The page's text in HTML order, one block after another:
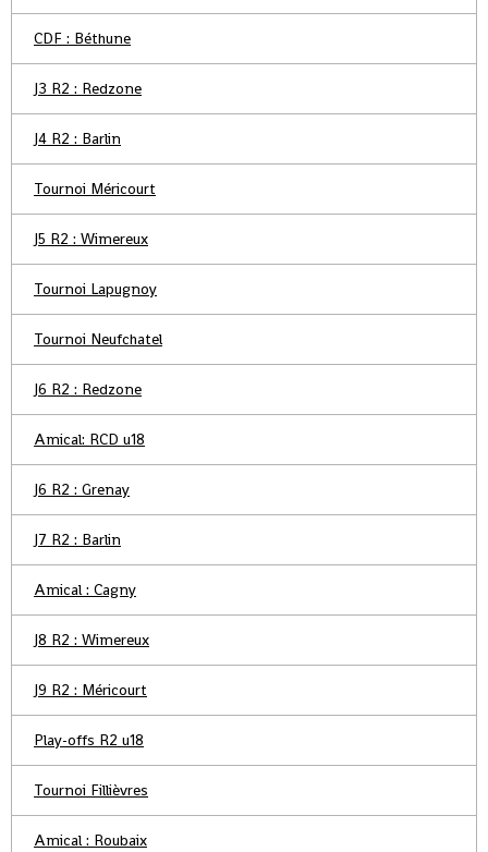
CDF : Béthune
J3 R2 : Redzone
J4 R2 : Barlin
Tournoi Méricourt
J5 R2 : Wimereux
Tournoi Lapugnoy
Tournoi Neufchatel
J6 R2 : Redzone
Amical: RCD u18
J6 R2 : Grenay
J7 R2 : Barlin
Amical : Cagny
J8 R2 : Wimereux
J9 R2 : Méricourt
Play-offs R2 u18
Tournoi Fillièvres
Amical : Roubaix